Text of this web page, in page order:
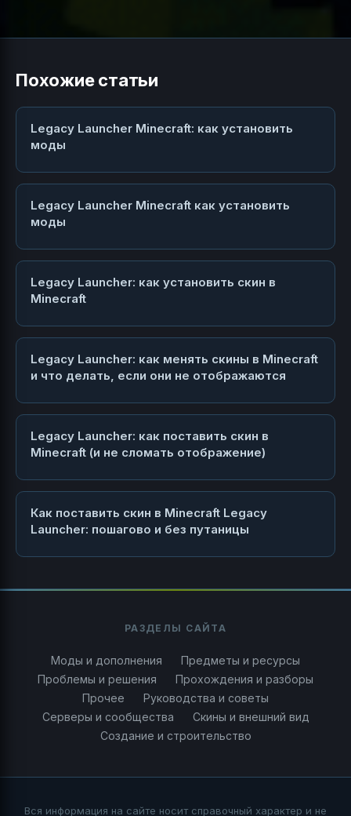
Похожие статьи
Legacy Launcher Minecraft: как установить
моды
Legacy Launcher Minecraft как установить
моды
Legacy Launcher: как установить скин в
Minecraft
Legacy Launcher: как менять скины в Minecraft
и что делать, если они не отображаются
Legacy Launcher: как поставить скин в
Minecraft (и не сломать отображение)
Как поставить скин в Minecraft Legacy
Launcher: пошагово и без путаницы
РАЗДЕЛЫ САЙТА
Моды и дополнения
Предметы и ресурсы
Проблемы и решения
Прохождения и разборы
Прочее
Руководства и советы
Серверы и сообщества
Скины и внешний вид
Создание и строительство
Вся информация на сайте носит справочный характер и не